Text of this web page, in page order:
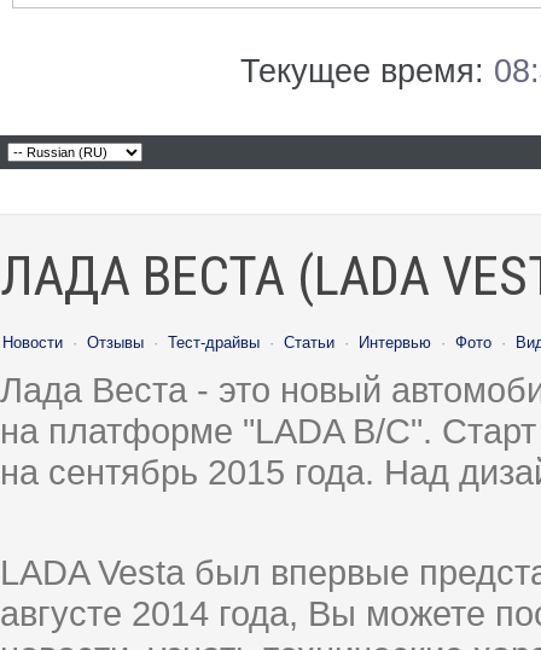
Текущее время:
ЛАДА ВЕСТА (LADA
Новости · Отзывы · Тест-драйвы · Статьи · Интервью · Фото ·
Лада Веста - это новый
на платформе "LADA B/C".
на сентябрь 2015 года. Над
LADA Vesta был впервые
августе 2014 года, Вы можете